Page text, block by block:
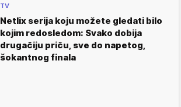
TV
Netlix serija koju možete gledati bilo
kojim redosledom: Svako dobija
drugačiju priču, sve do napetog,
šokantnog finala